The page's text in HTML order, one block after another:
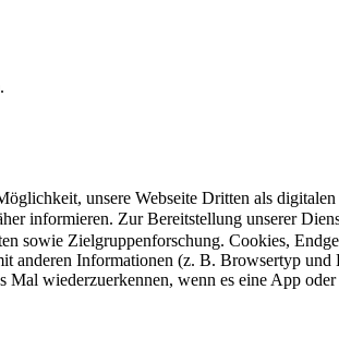
unsere Webseite Dritten als
informieren. Zur Bereitstellung unserer
sowie Zielgruppenforschung. Cookies,
anderen Informationen (z. B. Browsertyp
wiederzuerkennen, wenn es eine App